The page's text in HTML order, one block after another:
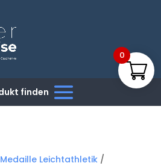
Medaille Leichtathletik/
0